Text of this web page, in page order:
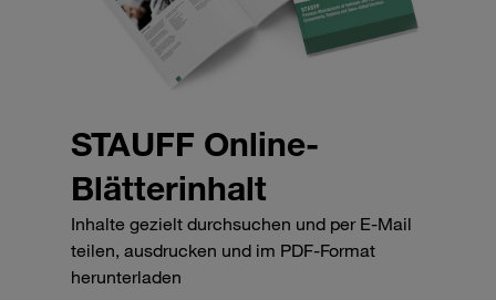
STAUFF Online-
Blätterinhalt
Inhalte gezielt durchsuchen und per E-Mail
teilen, ausdrucken und im PDF-Format
herunterladen